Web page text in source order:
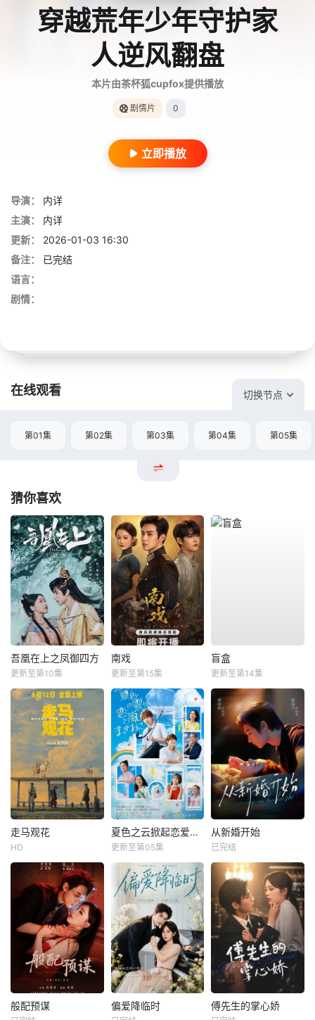
穿越荒年少年守护家
人逆风翻盘
本片由茶杯狐cupfox提供播放
剧情片 0
立即播放
导演：
内详
主演：
内详
更新：
2026-01-03 16:30
备注：
已完结
语言：
剧情：
在线观看 切换节点
第01集 第02集 第03集 第04集 第05集
猜你喜欢
吾凰在上之凤御四方
更新至第10集
南戏
更新至第15集
盲盒
更新至第14集
走马观花
HD
夏色之云掀起恋爱与风暴
更新至第05集
从新婚开始
已完结
般配预谋 偏爱降临时 傅先生的掌心娇